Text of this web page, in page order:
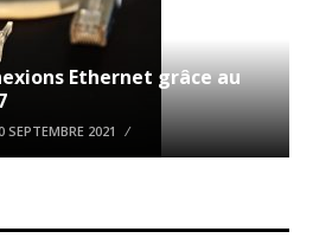
Ethernet grâce au
SEPTEMBRE 2021